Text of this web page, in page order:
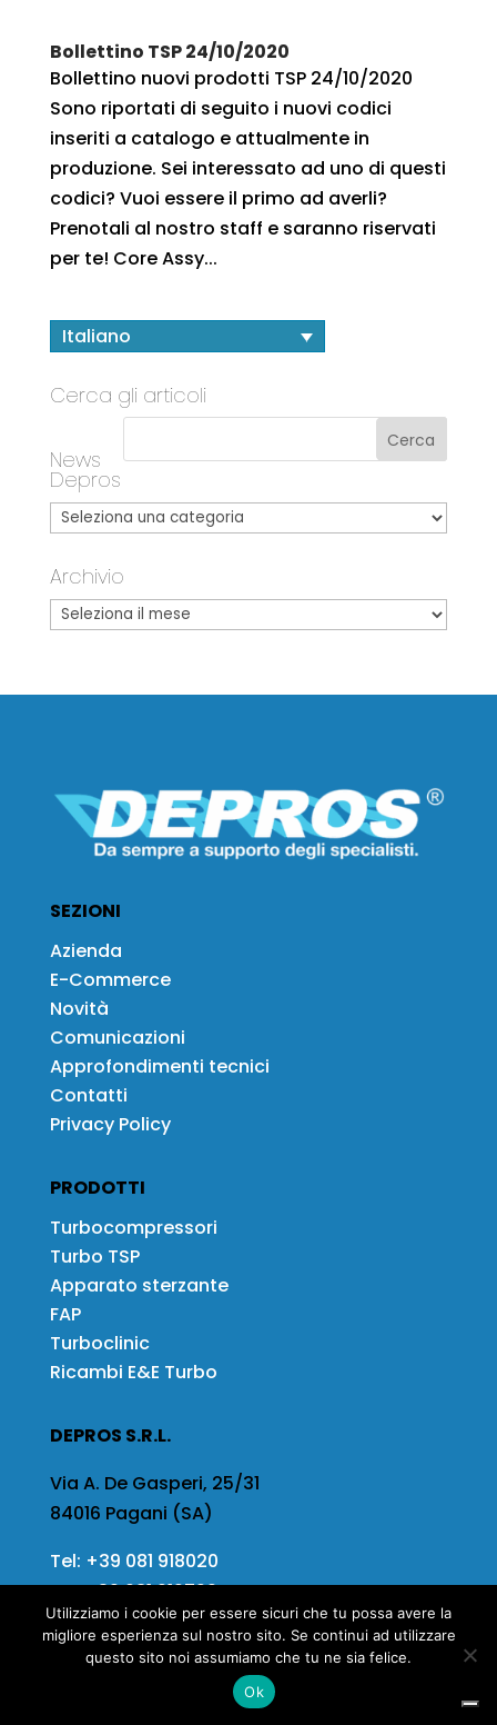
Bollettino TSP 24/10/2020
Bollettino nuovi prodotti TSP 24/10/2020
Sono riportati di seguito i nuovi codici
inseriti a catalogo e attualmente in
produzione. Sei interessato ad uno di questi
codici? Vuoi essere il primo ad averli?
Prenotali al nostro staff e saranno riservati
per te! Core Assy...
Italiano
Cerca gli articoli
News
Depros
Archivio
SEZIONI
Azienda
E-Commerce
Novità
Comunicazioni
Approfondimenti tecnici
Contatti
Privacy Policy
PRODOTTI
Turbocompressori
Turbo TSP
Apparato sterzante
FAP
Turboclinic
Ricambi E&E Turbo
DEPROS S.R.L.
Via A. De Gasperi, 25/31
84016 Pagani (SA)
Tel: +39 081 918020
Fax+39 081 919799
Email:info@depros.it
Utilizziamo i cookie per essere sicuri che tu possa avere la
migliore esperienza sul nostro sito. Se continui ad utilizzare
questo sito noi assumiamo che tu ne sia felice.
Ok